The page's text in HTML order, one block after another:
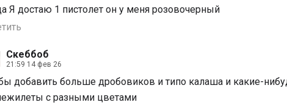
Я достаю 1 пистолет он у меня розовочерный
Скеббоб
21:59 14 фев 26
добавить больше дробовиков и типо калаша и какие-
с разными цветами